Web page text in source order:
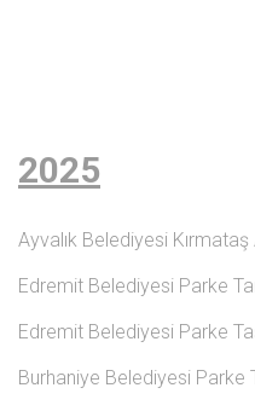
2025
Ayvalık Belediyesi Kırmataş
Edremit Belediyesi Parke
Edremit Belediyesi Parke
Burhaniye Belediyesi Parke